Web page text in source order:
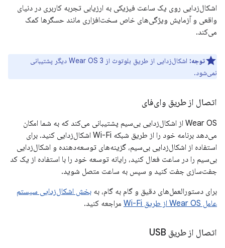
اشکال‌زدایی روی یک ساعت فیزیکی به ارزیابی تجربه کاربری در دنیای
واقعی و آزمایش ویژگی‌های خاص سخت‌افزاری مانند حسگرها کمک
می‌کند.
توجه:
اشکال‌زدایی از طریق بلوتوث از Wear OS 3 دیگر پشتیبانی
نمی‌شود.
اتصال از طریق وای‌فای
Wear OS از اشکال‌زدایی بی‌سیم پشتیبانی می‌کند که به شما امکان
می‌دهد برنامه خود را از طریق شبکه Wi-Fi اشکال‌زدایی کنید. برای
استفاده از اشکال‌زدایی بی‌سیم، گزینه‌های توسعه‌دهنده و اشکال‌زدایی
بی‌سیم را در ساعت فعال کنید، رایانه توسعه خود را با استفاده از یک کد
جفت‌سازی جفت کنید و سپس به ساعت متصل شوید.
برای دستورالعمل‌های دقیق و گام به گام، به بخش اشکال‌زدایی سیستم
عامل Wear OS از طریق Wi-Fi
مراجعه کنید.
اتصال از طریق USB